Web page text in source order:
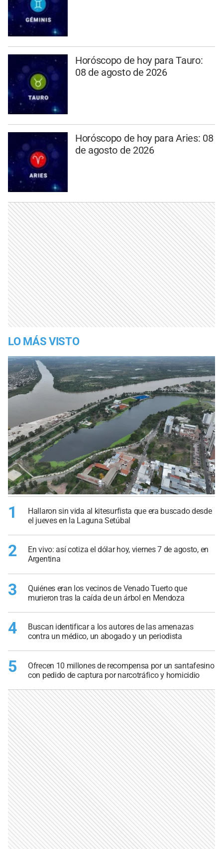
Horóscopo de hoy para Tauro:
08 de agosto de 2026
Horóscopo de hoy para Aries: 08
de agosto de 2026
LO MÁS VISTO
1
Hallaron sin vida al kitesurfista que era buscado desde
el jueves en la Laguna Setúbal
2
En vivo: así cotiza el dólar hoy, viernes 7 de agosto, en
Argentina
3
Quiénes eran los vecinos de Venado Tuerto que
murieron tras la caída de un árbol en Mendoza
4
Buscan identificar a los autores de las amenazas
contra un médico, un abogado y un periodista
5
Ofrecen 10 millones de recompensa por un santafesino
con pedido de captura por narcotráfico y homicidio